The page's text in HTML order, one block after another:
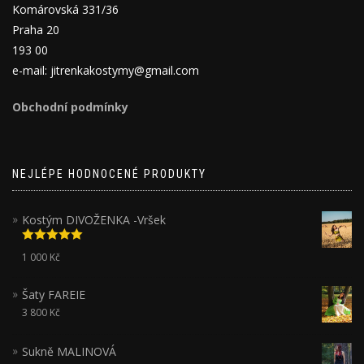
Komárovská 331/36
Praha 20
193 00
e-mail: jitrenkakostymy@gmail.com
Obchodní podmínky
NEJLÉPE HODNOCENÉ PRODUKTY
Kostým DIVOŽENKA -Vršek
5.00z 5
1 000 Kč
Šaty FAREIE
3 800 Kč
Sukně MALINOVÁ